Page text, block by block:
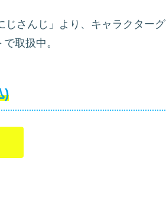
じさんじ」より、キャラクターグ
取扱中。
)